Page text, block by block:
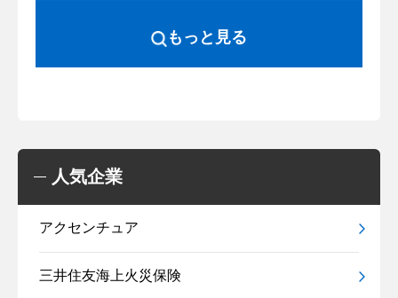
もっと見る
人気企業
アクセンチュア
三井住友海上火災保険